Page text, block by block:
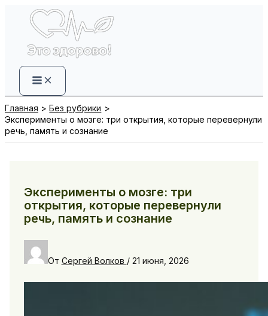
Перейти
содержимому
Главная
Без рубрики
Эксперименты о мозге: три открытия, которые перевернули
речь, память и сознание
Эксперименты о мозге: три
открытия, которые перевернули
речь, память и сознание
От Сергей Волков / 21 июня, 2026